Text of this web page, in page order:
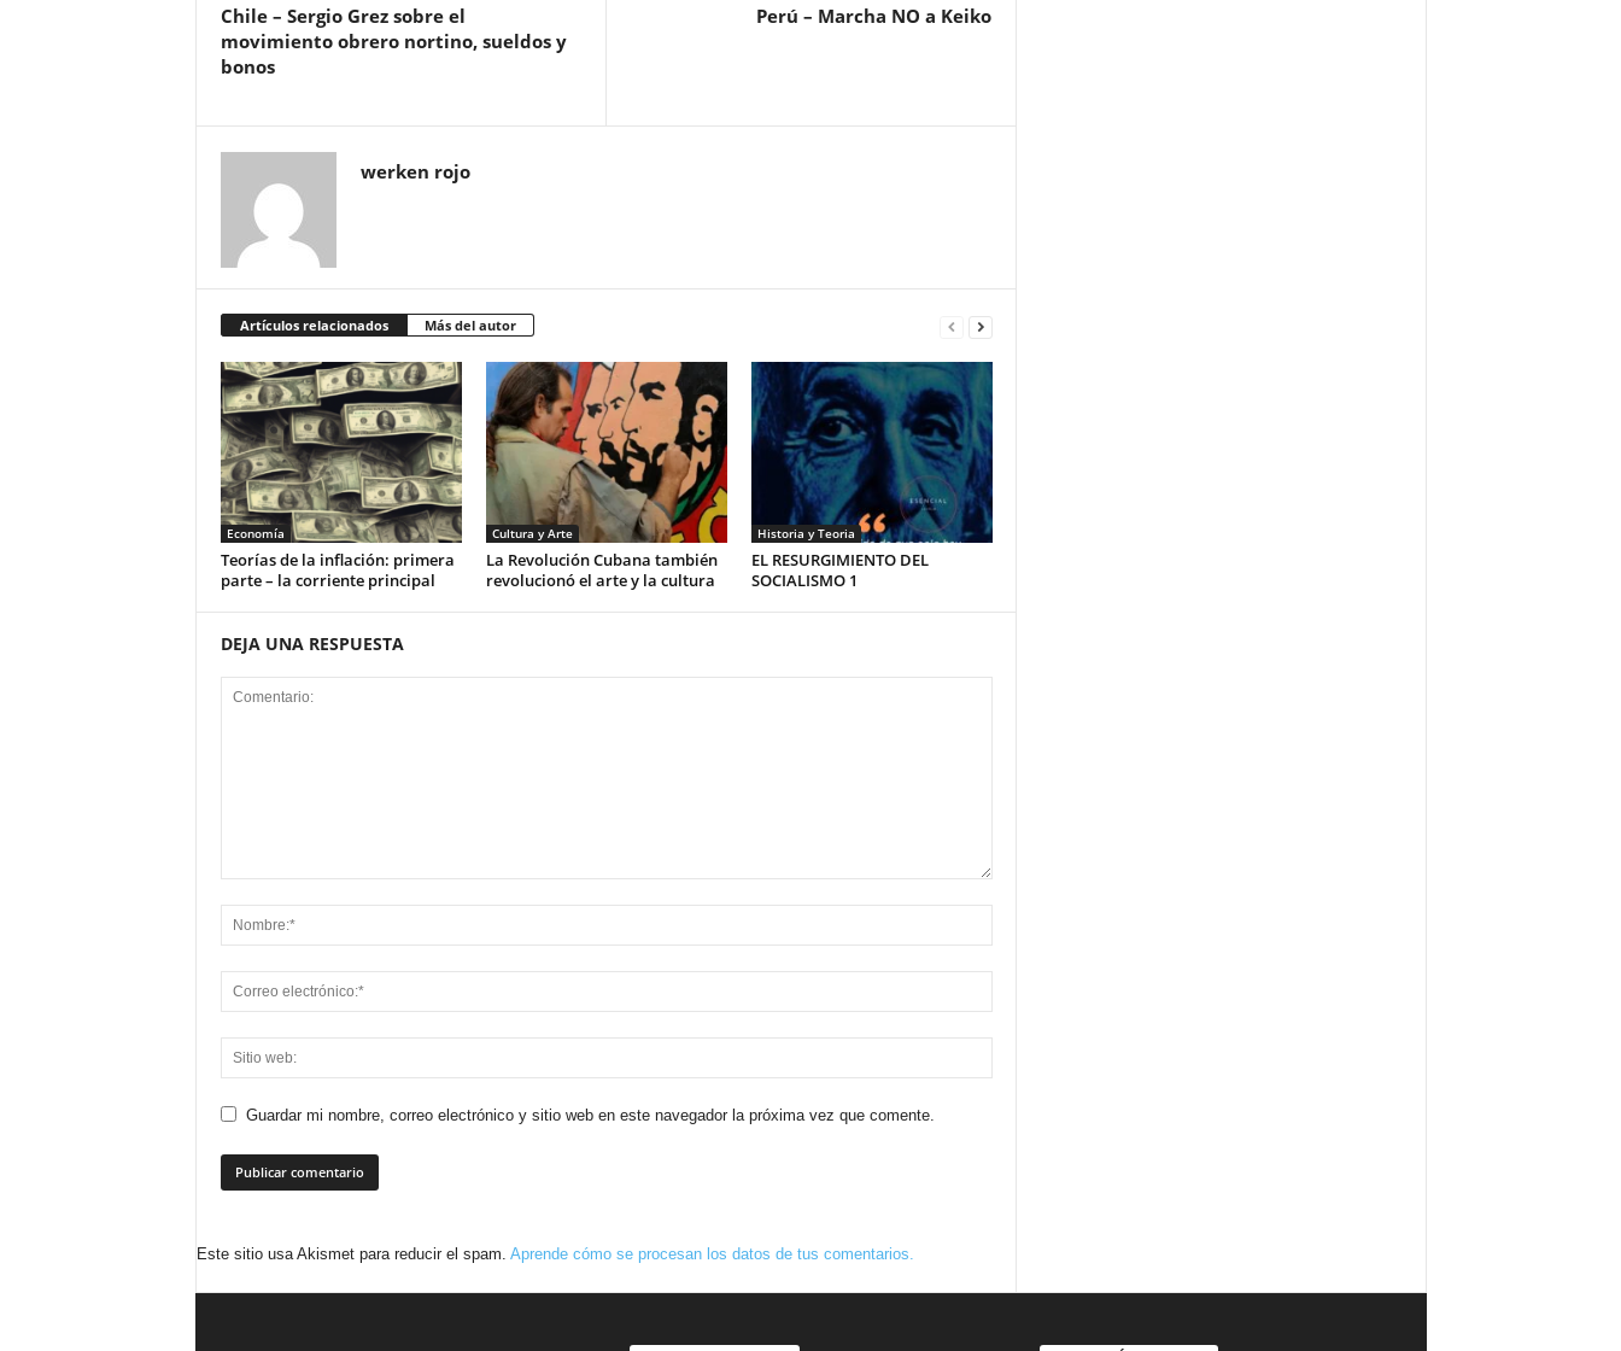
Chile – Sergio Grez sobre el
movimiento obrero nortino, sueldos y
bonos
Perú – Marcha NO a Keiko
werken rojo
Artículos relacionados Más del autor
Economía
Teorías de la inflación: primera
parte – la corriente principal
Cultura y Arte
La Revolución Cubana también
revolucionó el arte y la cultura
Historia y Teoria
EL RESURGIMIENTO DEL
SOCIALISMO 1
DEJA UNA RESPUESTA
Guardar mi nombre, correo electrónico y sitio web en este navegador la próxima vez que comente.
Este sitio usa Akismet para reducir el spam. Aprende cómo se procesan los datos de tus comentarios.